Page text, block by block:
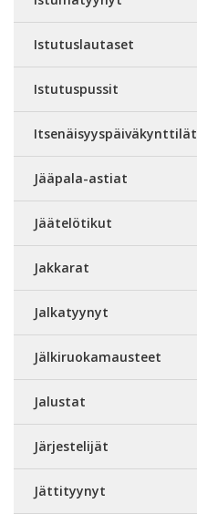
Istutuslautaset
Istutuspussit
Itsenäisyyspäiväkynttilät
Jääpala-astiat
Jäätelötikut
Jakkarat
Jalkatyynyt
Jälkiruokamausteet
Jalustat
Järjestelijät
Jättityynyt